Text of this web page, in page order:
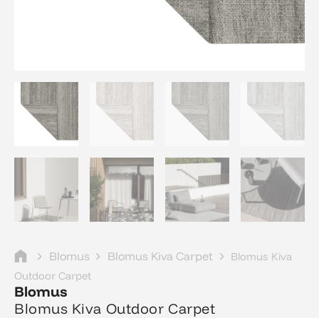
Blomus Blomus Kiva Carpet
Blomus Kiva
Outdoor Carpet
Blomus
Blomus Kiva Outdoor Carpet